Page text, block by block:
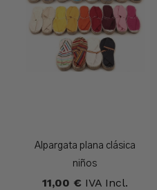
Alpargata plana clásica
niños
11,00 € IVA Incl.